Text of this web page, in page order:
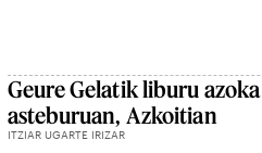
Geure Gelatik liburu
asteburuan, Azkoitian
ITZIAR UGARTE IRIZAR